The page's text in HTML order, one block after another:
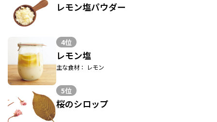
レモン塩パウダー
4位
レモン塩
主な食材： レモン
5位
桜のシロップ